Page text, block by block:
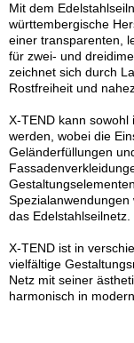
Mit dem
württembergische
einer transparenten,
für zwei- und
zeichnet sich durch
Rostfreiheit und
X-TEND kann
werden, wobei die
Geländerfüllungen
das Edelstahlseilnetz.
X-TEND ist in
vielfältige
Netz mit seiner
harmonisch in